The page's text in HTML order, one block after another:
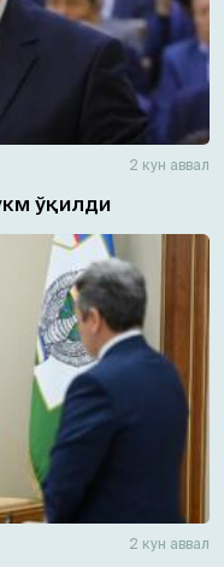
2 кун аввал
ўқилди
2 кун аввал